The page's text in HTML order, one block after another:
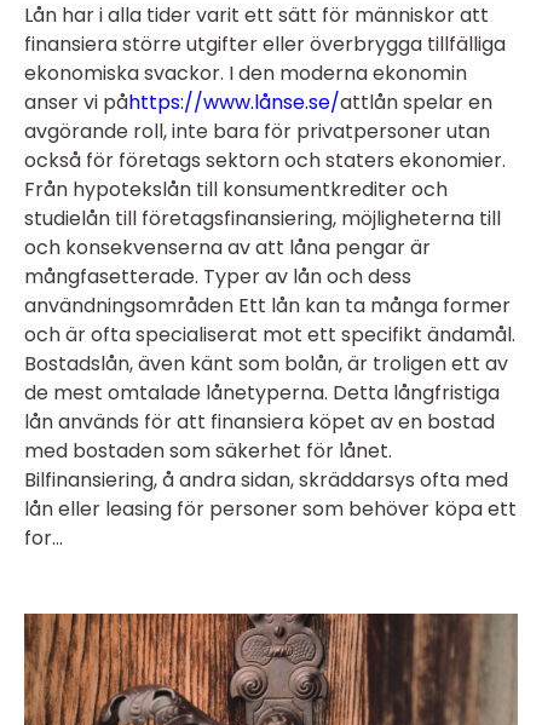
Lån har i alla tider varit ett sätt för människor att
finansiera större utgifter eller överbrygga tillfälliga
ekonomiska svackor. I den moderna ekonomin
anser vi påhttps://www.lånse.se/attlån spelar en
avgörande roll, inte bara för privatpersoner utan
också för företags sektorn och staters ekonomier.
Från hypotekslån till konsumentkrediter och
studielån till företagsfinansiering, möjligheterna till
och konsekvenserna av att låna pengar är
mångfasetterade. Typer av lån och dess
användningsområden Ett lån kan ta många former
och är ofta specialiserat mot ett specifikt ändamål.
Bostadslån, även känt som bolån, är troligen ett av
de mest omtalade lånetyperna. Detta långfristiga
lån används för att finansiera köpet av en bostad
med bostaden som säkerhet för lånet.
Bilfinansiering, å andra sidan, skräddarsys ofta med
lån eller leasing för personer som behöver köpa ett
for...